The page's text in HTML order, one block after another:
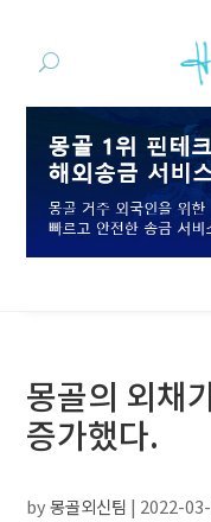
몽골의 외채
증가했다.
by몽골외신팀 | 2022-